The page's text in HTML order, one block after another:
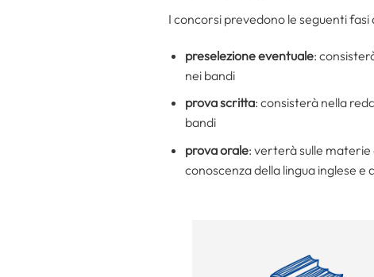
I concorsi prevedono le seguenti fasi
preselezione eventuale:
nei bandi
prova scritta: consisterà nella
bandi
prova orale: verterà sulle
conoscenza della lingua inglese